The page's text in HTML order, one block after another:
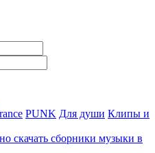
PUNK Для души Клипы и
скачать сборники музыки в